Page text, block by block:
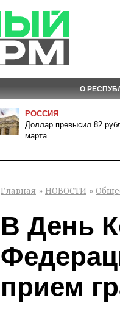
О
РОССИЯ
Доллар превысил 82
марта
Главная » НОВОСТИ »
В День
прием